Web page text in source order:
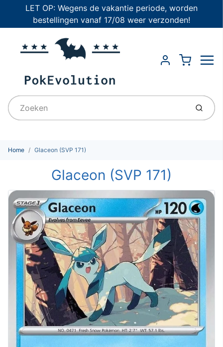
LET OP: Wegens de vakantie periode, worden
bestellingen vanaf 17/08 weer verzonden!
Account
Cart
Home Glaceon (SVP 171)
Glaceon (SVP 171)